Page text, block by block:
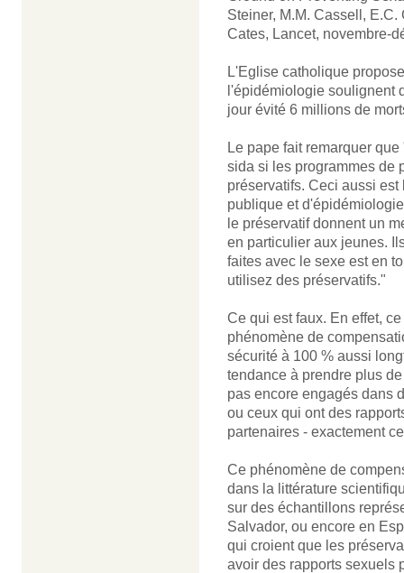
Steiner, M.M. Cassell, E.C.
Cates, Lancet, novembre-
L'Eglise catholique
l'épidémiologie soulignent
jour évité 6 millions de
Le pape fait remarquer
sida si les programmes de
préservatifs. Ceci aussi
publique et
le préservatif donnent un
en particulier aux jeunes.
faites avec le sexe est en
utilisez des préservatifs."
Ce qui est faux. En effet,
phénomène de
sécurité à 100 % aussi
tendance à prendre plus
pas encore engagés dans
ou ceux qui ont des
partenaires - exactement
Ce phénomène de
dans la littérature
sur des échantillons
Salvador, ou encore en
qui croient que les
avoir des rapports sexuels